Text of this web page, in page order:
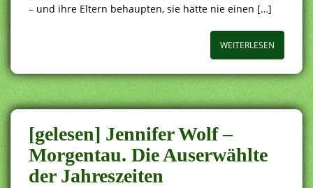
– und ihre Eltern behaupten, sie hätte nie einen […]
WEITERLESEN
[gelesen] Jennifer Wolf –
Morgentau. Die Auserwählte
der Jahreszeiten